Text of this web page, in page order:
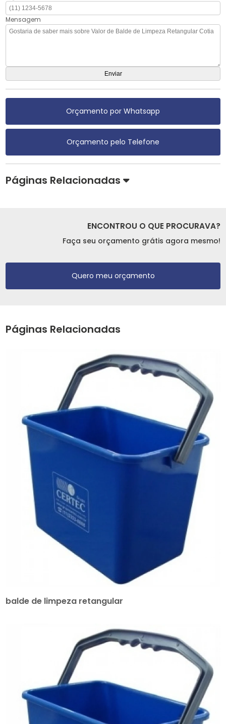
Mensagem
Orçamento por Whatsapp
Orçamento pelo Telefone
Páginas Relacionadas
ENCONTROU O QUE PROCURAVA?
Faça seu orçamento grátis agora mesmo!
Quero meu orçamento
Páginas Relacionadas
balde de limpeza retangular